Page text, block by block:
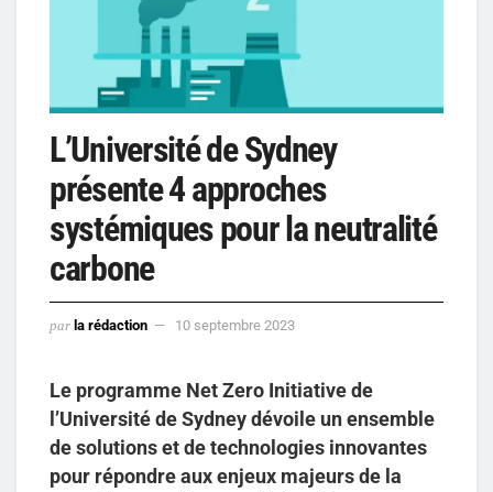
L’Université de Sydney
présente 4 approches
systémiques pour la neutralité
carbone
par la rédaction 10 septembre 2023
Le programme Net Zero Initiative de
l’Université de Sydney dévoile un ensemble
de solutions et de technologies innovantes
pour répondre aux enjeux majeurs de la